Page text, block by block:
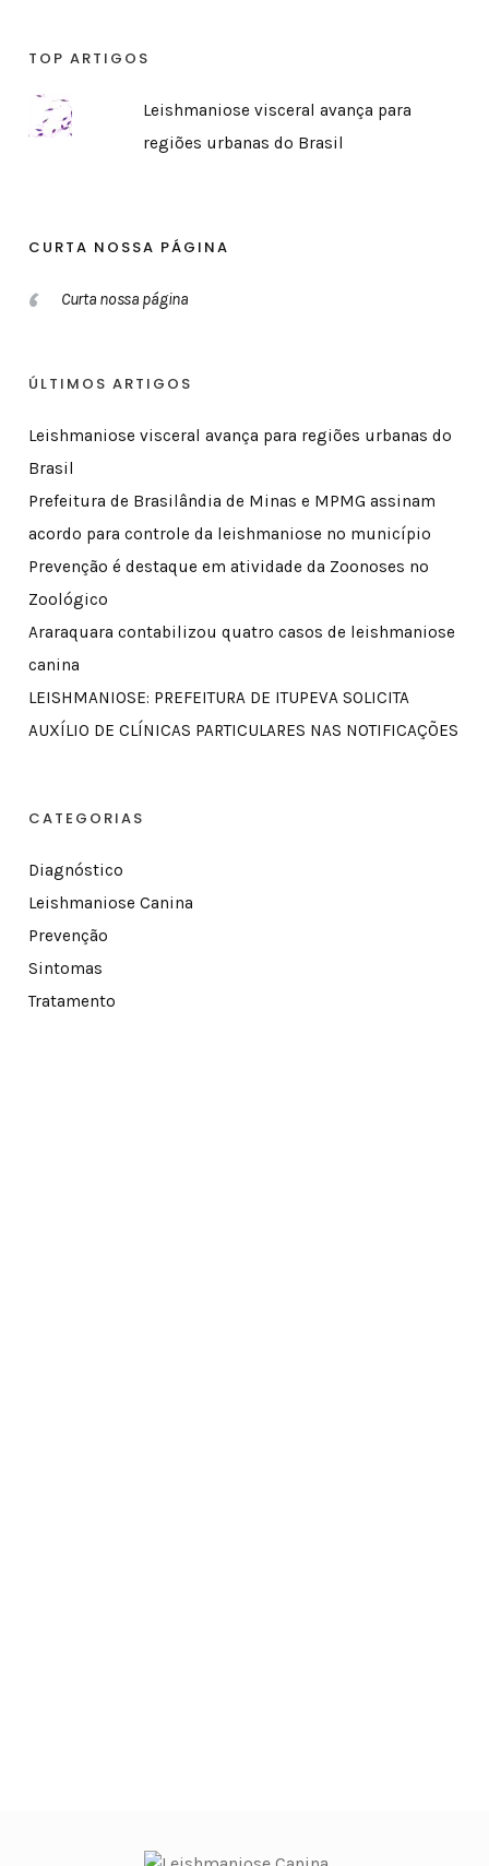
TOP ARTIGOS
Leishmaniose visceral avança para
regiões urbanas do Brasil
CURTA NOSSA PÁGINA
Curta nossa página
ÚLTIMOS ARTIGOS
Leishmaniose visceral avança para regiões urbanas do
Brasil
Prefeitura de Brasilândia de Minas e MPMG assinam
acordo para controle da leishmaniose no município
Prevenção é destaque em atividade da Zoonoses no
Zoológico
Araraquara contabilizou quatro casos de leishmaniose
canina
LEISHMANIOSE: PREFEITURA DE ITUPEVA SOLICITA
AUXÍLIO DE CLÍNICAS PARTICULARES NAS NOTIFICAÇÕES
CATEGORIAS
Diagnóstico
Leishmaniose Canina
Prevenção
Sintomas
Tratamento